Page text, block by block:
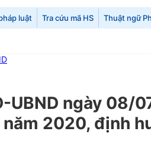
luật Tra cứu mã HS Thuật ngữ
ngày 08/
2020, định